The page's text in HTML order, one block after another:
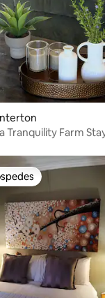
Tranquility Farm
dos hóspedes